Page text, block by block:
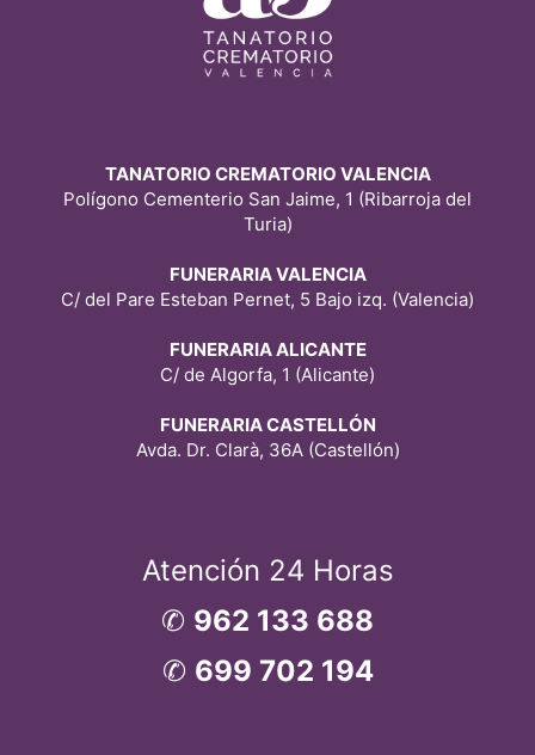
TANATORIO CREMATORIO VALENCIA
Polígono Cementerio San Jaime, 1 (Ribarroja del
Turia)
FUNERARIA VALENCIA
C/ del Pare Esteban Pernet, 5 Bajo izq. (Valencia)
FUNERARIA ALICANTE
C/ de Algorfa, 1 (Alicante)
FUNERARIA CASTELLÓN
Avda. Dr. Clarà, 36A (Castellón)
Atención 24 Horas
✆ 962 133 688
✆ 699 702 194